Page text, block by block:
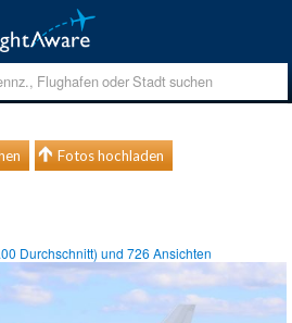
Fotos hochladen
Durchschnitt) und726 Ansichten